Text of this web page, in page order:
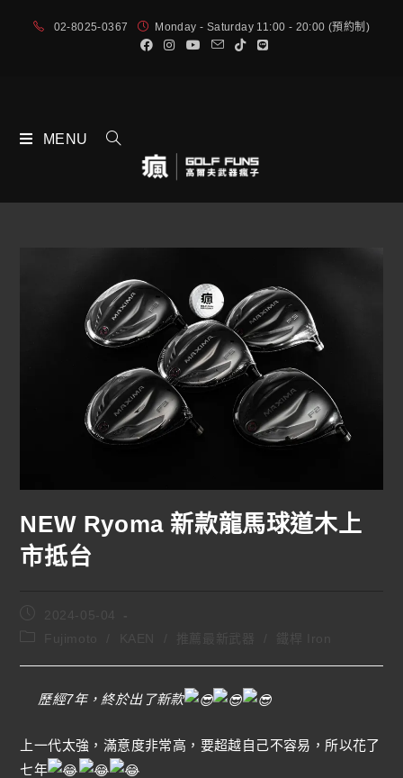
02-8025-0367 Monday - Saturday 11:00 - 20:00 (預約制)
MENU
NEW Ryoma 新款龍馬球道木上
市抵台
2024-05-04
鐵桿 Iron
歷經7年，終於出了新款
上一代太強，滿意度非常高，要超越自己不容易，所以花了
七年